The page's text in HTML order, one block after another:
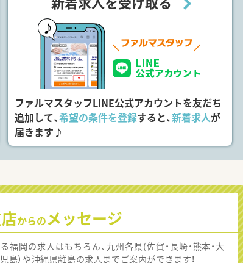
ファルマスタッフLINE公式アカウントを友だち
追加して、希望の条件を登録すると、新着求人が
届きます♪
からのメッセージ
福岡の求人はもちろん、九州各県(佐賀・長崎・熊本・大
児島）や沖縄県離島の求人までご案内ができます！